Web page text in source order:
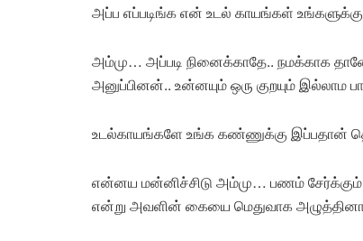
அப்ப எப்படிங்க என் உடல் காயங்கள்
அம்மு… அப்படி நினைக்காதே.. நமக்காக
அனுப்பினன்.. உன்னயும் ஒரு குறயும் இல்லாம
உடல்காயங்களே உங்க கண்ணுக்கு இப்பதான்
என்னய மன்னிச்சிடு அம்மு… பணம் சேர்க்கும்
என்று அவளின் கையை மெதுவாக